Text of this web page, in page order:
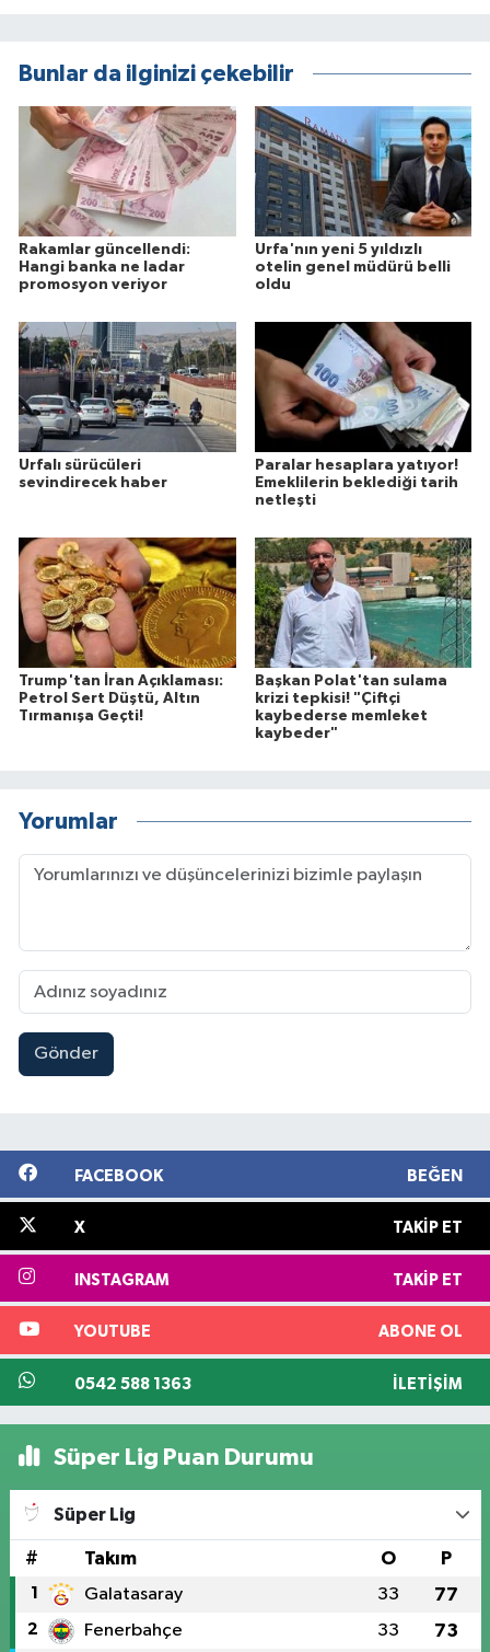
Bunlar da ilginizi çekebilir
Rakamlar güncellendi:
Hangi banka ne ladar
promosyon veriyor
Urfa'nın yeni 5 yıldızlı
otelin genel müdürü belli
oldu
Urfalı sürücüleri
sevindirecek haber
Paralar hesaplara yatıyor!
Emeklilerin beklediği tarih
netleşti
Trump'tan İran Açıklaması:
Petrol Sert Düştü, Altın
Tırmanışa Geçti!
Başkan Polat'tan sulama
krizi tepkisi! "Çiftçi
kaybederse memleket
kaybeder"
Yorumlar
Gönder
FACEBOOK BEĞEN
X TAKIP ET
INSTAGRAM TAKIP ET
YOUTUBE ABONE OL
0542 588 1363 İLETIŞIM
Süper Lig Puan Durumu
Süper Lig
# Takım O P
1 Galatasaray 33 77
2 Fenerbahçe 33 73